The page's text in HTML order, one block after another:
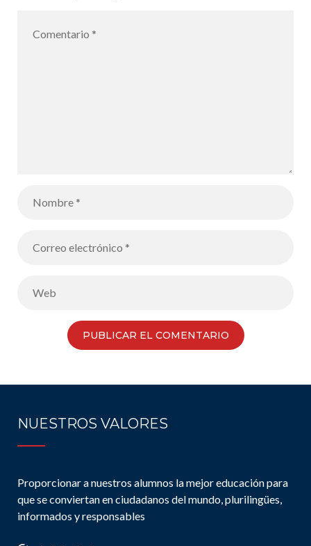
NUESTROS VALORES
Proporcionar a nuestros alumnos la mejor educación para
que se conviertan en ciudadanos del mundo, plurilingües,
informados y responsables